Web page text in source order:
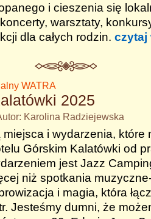
i cieszenia się
warsztaty,
dla całych rodzin. czytaj
WATRA
2025
Karolina Radziejewska
miejsca i wydarzenia, które
Górskim Kalatówki od
jest Jazz
niż spotkania
i magia, która
Jesteśmy dumni, że